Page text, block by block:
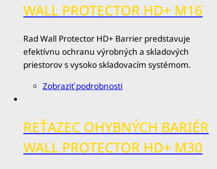
WALL PROTECTOR HD+ M16
Rad Wall Protector HD+ Barrier predstavuje
efektívnu ochranu výrobných a skladových
priestorov s vysoko skladovacím systémom.
Zobraziť podrobnosti
REŤAZEC OHYBNÝCH BARIÉR
WALL PROTECTOR HD+ M30